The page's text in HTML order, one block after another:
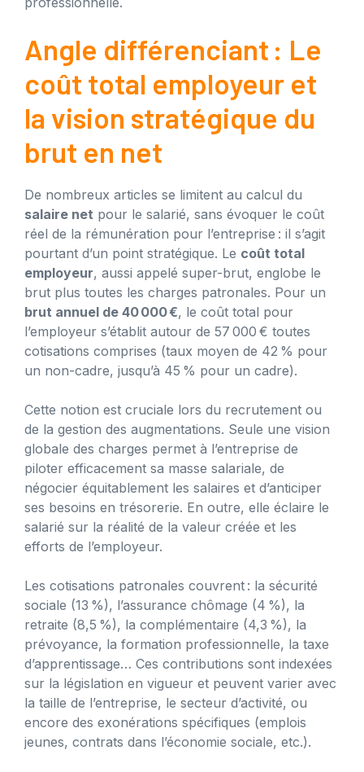
Angle différenciant : Le
coût total employeur et
la vision stratégique du
brut en net
De nombreux articles se limitent au calcul du
salaire net pour le salarié, sans évoquer le coût
réel de la rémunération pour l’entreprise : il s’agit
pourtant d’un point stratégique. Le coût total
employeur, aussi appelé super-brut, englobe le
brut plus toutes les charges patronales. Pour un
brut annuel de 40 000 €, le coût total pour
l’employeur s’établit autour de 57 000 € toutes
cotisations comprises (taux moyen de 42 % pour
un non-cadre, jusqu’à 45 % pour un cadre).
Cette notion est cruciale lors du recrutement ou
de la gestion des augmentations. Seule une vision
globale des charges permet à l’entreprise de
piloter efficacement sa masse salariale, de
négocier équitablement les salaires et d’anticiper
ses besoins en trésorerie. En outre, elle éclaire le
salarié sur la réalité de la valeur créée et les
efforts de l’employeur.
Les cotisations patronales couvrent : la sécurité
sociale (13 %), l’assurance chômage (4 %), la
retraite (8,5 %), la complémentaire (4,3 %), la
prévoyance, la formation professionnelle, la taxe
d’apprentissage… Ces contributions sont indexées
sur la législation en vigueur et peuvent varier avec
la taille de l’entreprise, le secteur d’activité, ou
encore des exonérations spécifiques (emplois
jeunes, contrats dans l’économie sociale, etc.).